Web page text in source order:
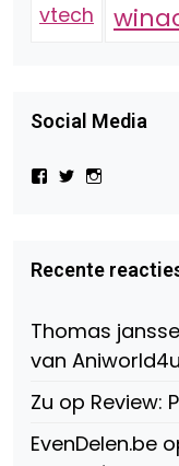
vtech
Social Media
Bekijk
Beauty-
147775071915783/
Facebook
Bekijk
op
Twitter
op
Instagram
Recente
Thomas
van Aniworld4u
Zu op Review:
EvenDelen.be